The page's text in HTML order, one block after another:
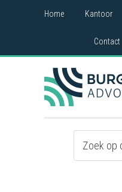
Home Kantoor
Contact